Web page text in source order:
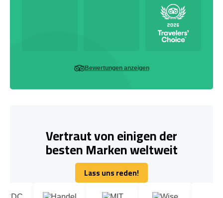
Bewertungen anzeigen
Vertraut von einigen der
besten Marken weltweit
Lass uns reden!
Lass uns reden!